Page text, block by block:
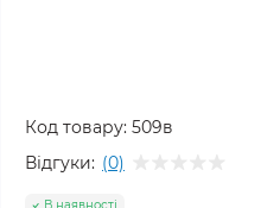
Код товару: 509в
Відгуки: (0)